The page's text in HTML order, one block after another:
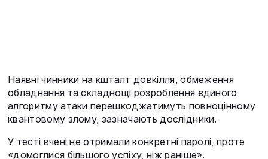
Наявні чинники на кшталт довкілля, обмеження
обладнання та складнощі розроблення єдиного
алгоритму атаки перешкоджатимуть повноцінному
квантовому злому, зазначають дослідники.
У тесті вчені не отримали конкретні паролі, проте
«домоглися більшого успіху, ніж раніше».